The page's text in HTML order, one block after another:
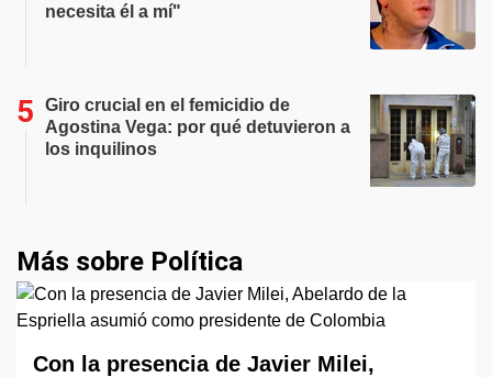
necesita él a mí"
Giro crucial en el femicidio de
Agostina Vega: por qué detuvieron a
los inquilinos
Más sobre Política
Con la presencia de Javier Milei,